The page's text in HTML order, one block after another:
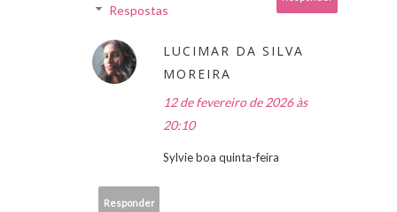
Respostas
LUCIMAR DA SILVA
MOREIRA
12 de fevereiro de 2026 às
20:10
Sylvie boa quinta-feira
Responder